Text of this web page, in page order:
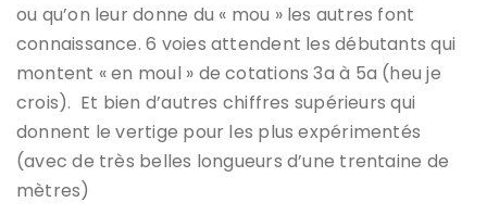
ou qu’on leur donne du « mou » les autres font
connaissance. 6 voies attendent les débutants qui
montent « en moul » de cotations 3a à 5a (heu je
crois). Et bien d’autres chiffres supérieurs qui
donnent le vertige pour les plus expérimentés
(avec de très belles longueurs d’une trentaine de
mètres)